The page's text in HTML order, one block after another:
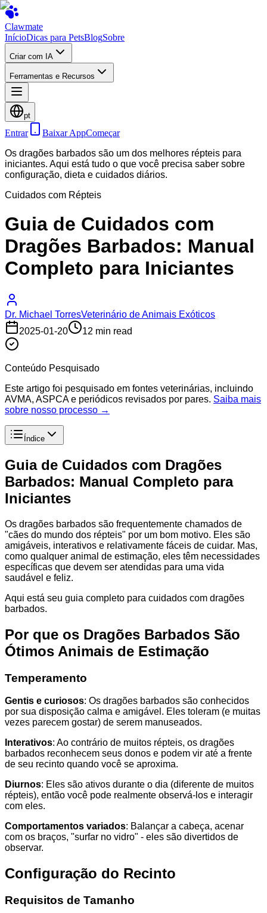
Clawmate
InícioDicas para PetsBlogSobre
Criar com IA
Ferramentas e Recursos
pt
Entrar Baixar AppComeçar
Os dragões barbados são um dos melhores répteis para
iniciantes. Aqui está tudo o que você precisa saber sobre
configuração, dieta e cuidados diários.
Cuidados com Répteis
Guia de Cuidados com
Dragões Barbados: Manual
Completo para Iniciantes
Dr. Michael TorresVeterinário de Animais Exóticos
2025-01-20
12 min read
Conteúdo Pesquisado
Este artigo foi pesquisado em fontes veterinárias, incluindo
AVMA, ASPCA e periódicos revisados por pares. Saiba mais
sobre nosso processo →
Índice
Guia de Cuidados com Dragões
Barbados: Manual Completo para
Iniciantes
Os dragões barbados são frequentemente chamados de
"cães do mundo dos répteis" por um bom motivo. Eles são
amigáveis, interativos e relativamente fáceis de cuidar. Mas,
como qualquer animal de estimação, eles têm necessidades
específicas que devem ser atendidas para uma vida
saudável e feliz.
Aqui está seu guia completo para cuidados com dragões
barbados.
Por que os Dragões Barbados São
Ótimos Animais de Estimação
Temperamento
Gentis e curiosos: Os dragões barbados são conhecidos
por sua disposição calma e amigável. Eles toleram (e muitas
vezes parecem gostar) de serem manuseados.
Interativos: Ao contrário de muitos répteis, os dragões
barbados reconhecem seus donos e podem vir até a frente
de seu recinto quando você se aproxima.
Diurnos: Eles são ativos durante o dia (diferente de muitos
répteis), então você pode realmente observá-los e interagir
com eles.
Comportamentos variados: Balançar a cabeça, acenar
com os braços, "surfar no vidro" - eles são divertidos de
observar.
Configuração do Recinto
Requisitos de Tamanho